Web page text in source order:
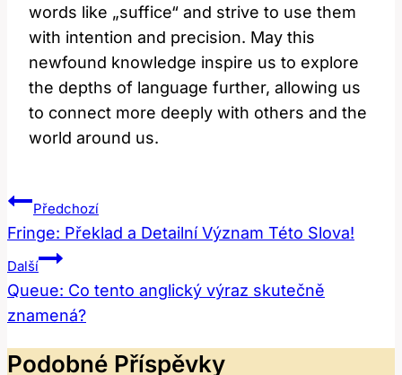
words like „suffice“ and strive to use them
with intention and precision. May this
newfound knowledge inspire us to explore
the depths of language further, allowing us
to connect more deeply with others and the
world around us.
Navigace
Pro
Příspěvek
Předchozí
Fringe: Překlad a Detailní Význam Této Slova!
Další
Queue: Co tento anglický výraz skutečně
znamená?
Podobné Příspěvky